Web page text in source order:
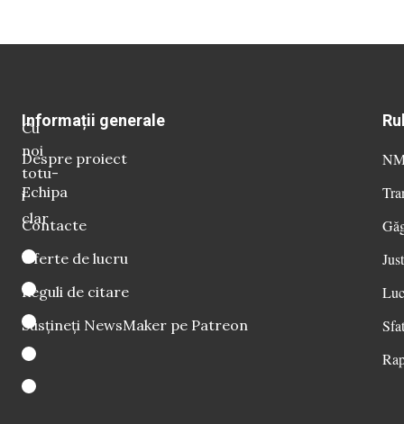
Cu
noi
totu-
i
clar
Informații generale
Despre proiect
Echipa
Contacte
Oferte de lucru
Reguli de citare
Susțineți NewsMaker pe Patreon